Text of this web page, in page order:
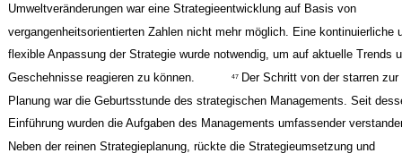
Umweltveränderungen war eine Strategieentwicklung auf Basis von
vergangenheitsorientierten Zahlen nicht mehr möglich. Eine kontinuierliche
flexible Anpassung der Strategie wurde notwendig, um auf aktuelle Trends
Geschehnisse reagieren zu können.
47 Der Schritt von der starren zur
Planung war die Geburtsstunde des strategischen Managements. Seit
Einführung wurden die Aufgaben des Managements umfassender
Neben der reinen Strategieplanung, rückte die Strategieumsetzung und